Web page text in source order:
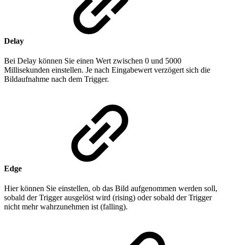
Delay
Bei Delay können Sie einen Wert zwischen 0 und 5000
Millisekunden einstellen. Je nach Eingabewert verzögert sich die
Bildaufnahme nach dem Trigger.
Edge
Hier können Sie einstellen, ob das Bild aufgenommen werden soll,
sobald der Trigger ausgelöst wird (rising) oder sobald der Trigger
nicht mehr wahrzunehmen ist (falling).